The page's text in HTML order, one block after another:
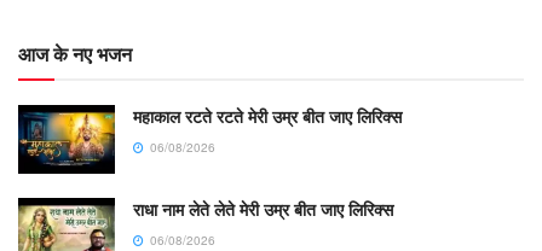
आज के नए भजन
महाकाल रटते रटते मेरी उम्र बीत जाए लिरिक्स
06/08/2026
राधा नाम लेते लेते मेरी उम्र बीत जाए लिरिक्स
06/08/2026